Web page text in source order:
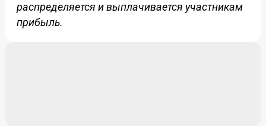
распределяется и выплачивается участникам
прибыль.